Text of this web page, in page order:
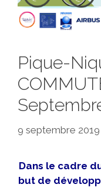
Pique-
9 septembre 2019
Dans le cadre
but de